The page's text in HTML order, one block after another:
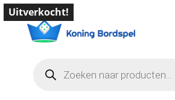
zoeken
Uitverkocht!